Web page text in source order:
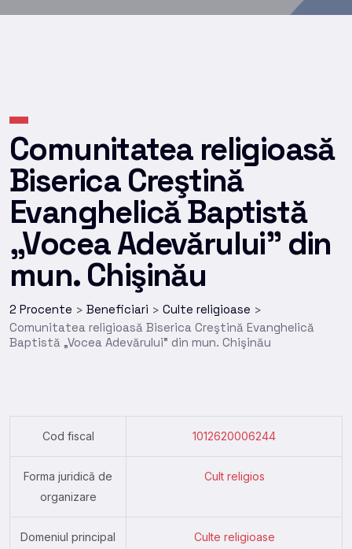
Comunitatea religioasă
Biserica Creştină
Evanghelică Baptistă
„Vocea Adevărului” din
mun. Chişinău
2 Procente > Beneficiari > Culte religioase >
Comunitatea religioasă Biserica Creştină Evanghelică
Baptistă „Vocea Adevărului” din mun. Chişinău
Cod fiscal 1012620006244
Forma juridică de
organizare
Cult religios
Domeniul principal
Culte religioase